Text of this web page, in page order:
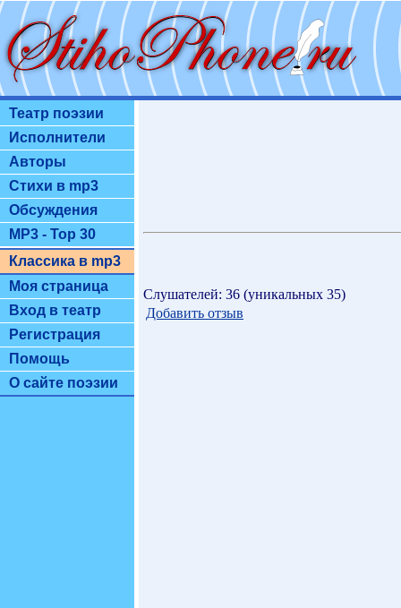
Театр поэзии
Исполнители
Авторы
Стихи в mp3
Обсуждения
MP3 - Top 30
Классика в mp3
Моя страница
Вход в театр
Регистрация
Помощь
О сайте поэзии
Слушателей: 36 (уникальных 35)
Добавить отзыв